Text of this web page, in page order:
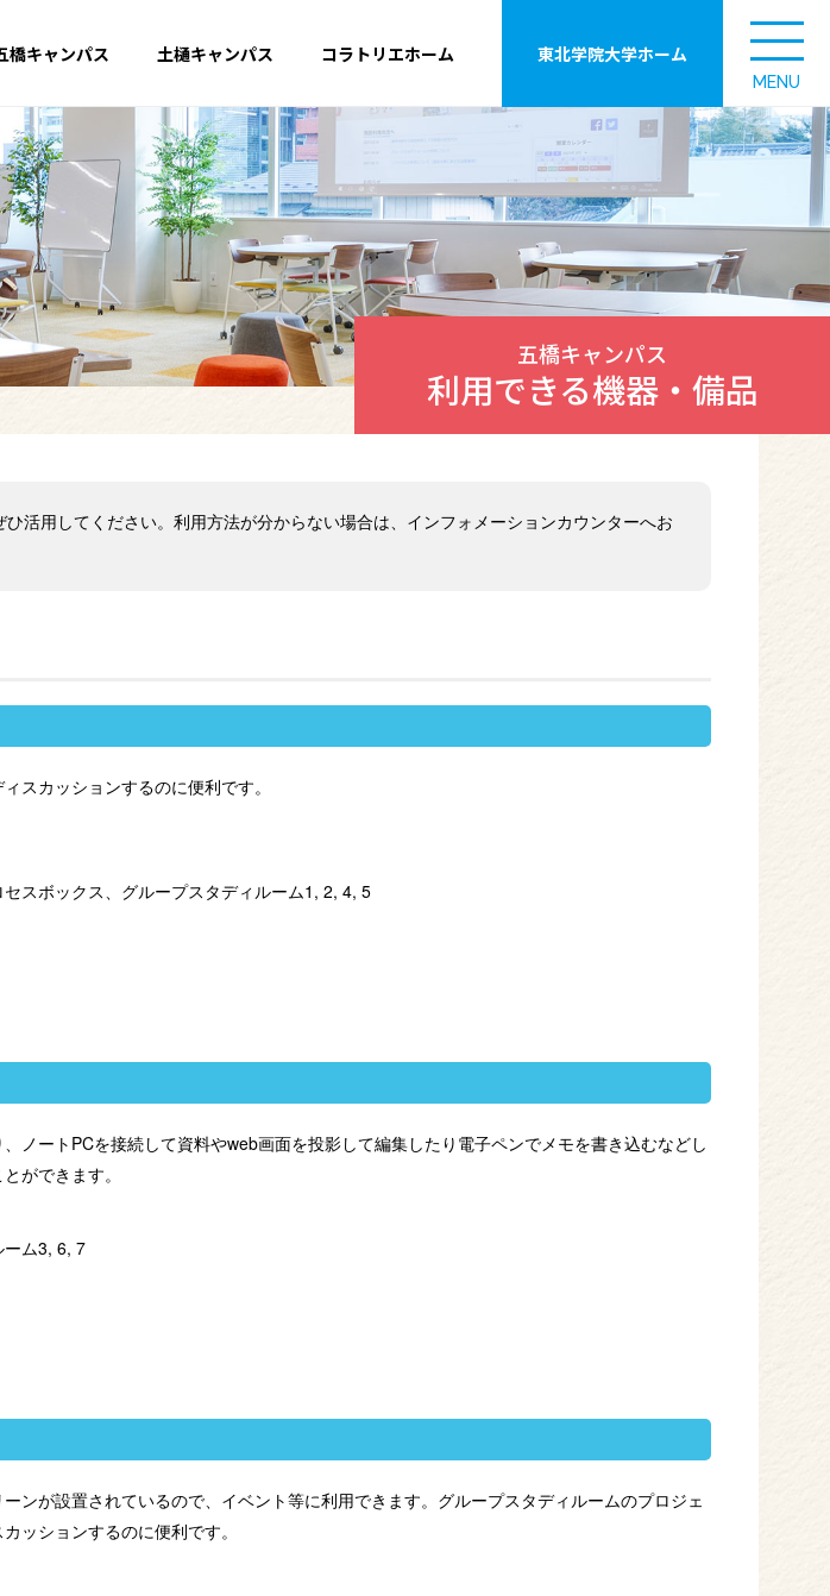
橋キャンパス 土樋キャンパス コラトリエホーム 東北学院大学ホーム
MENU
五橋キャンパス
利用できる機器・備品
活用してください。利用方法が分からない場合は、インフォメーションカウンターへお
スカッションするのに便利です。
スボックス、グループスタディルーム1, 2, 4, 5
ノートPCを接続して資料やweb画面を投影して編集したり電子ペンでメモを書き込むなどし
ができます。
ム3, 6, 7
ンが設置されているので、イベント等に利用できます。グループスタディルームのプロジェ
ッションするのに便利です。